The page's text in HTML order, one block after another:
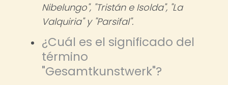
Nibelungo", "Tristán e Isolda", "La
Valquiria" y "Parsifal".
¿Cuál es el significado del
término
"Gesamtkunstwerk"?